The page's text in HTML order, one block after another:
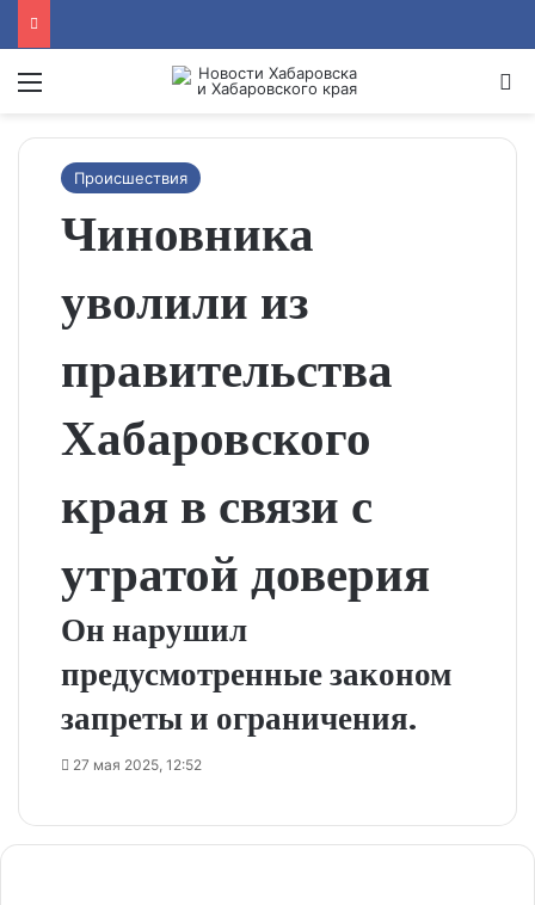
Menu
Происшествия
Чиновника
уволили из
правительства
Хабаровского
края в связи с
утратой доверия
Он нарушил
предусмотренные законом
запреты и ограничения.
27 мая 2025, 12:52